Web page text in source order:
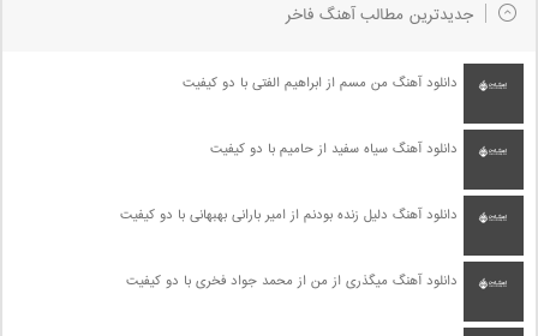
جدیدترین مطالب آهنگ فاخر
دانلود آهنگ من مسم از ابراهیم الفتی با دو کیفیت
دانلود آهنگ سیاه سفید از حامیم با دو کیفیت
دانلود آهنگ دلیل زنده بودنم از امیر بارانی بهبهانی با دو کیفیت
دانلود آهنگ میگذری از من از محمد جواد فخری با دو کیفیت